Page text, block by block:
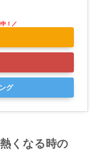
グ
くなる時の